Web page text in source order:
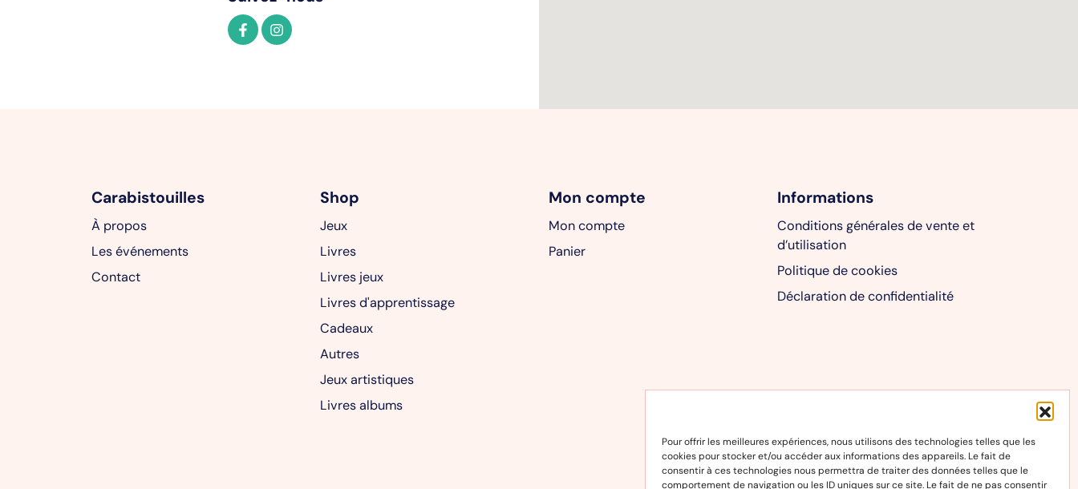
Pour offrir les meilleures expériences, nous utilisons des technologies telles que les
cookies pour stocker et/ou accéder aux informations des appareils. Le fait de
consentir à ces technologies nous permettra de traiter des données telles que le
comportement de navigation ou les ID uniques sur ce site. Le fait de ne pas consentir
Carabistouilles
À propos
Les événements
Contact
Shop
Jeux
Livres
Livres jeux
Livres d'apprentissage
Cadeaux
Autres
Jeux artistiques
Livres albums
Mon compte
Mon compte
Panier
Informations
Conditions générales de vente et
d’utilisation
Politique de cookies
Déclaration de confidentialité